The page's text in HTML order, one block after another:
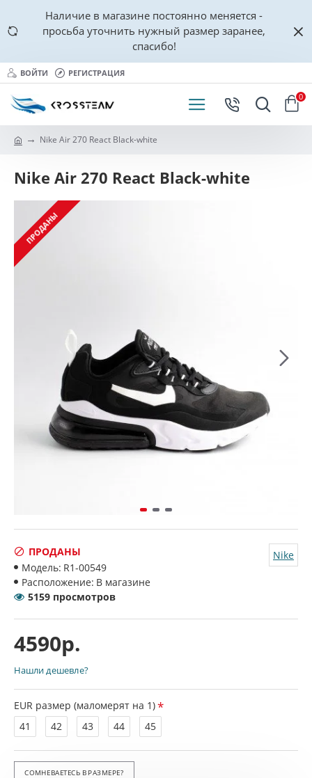
Наличие в магазине постоянно меняется -
просьба уточнить нужный размер заранее,
спасибо!
ВОЙТИ РЕГИСТРАЦИЯ
0
Nike Air 270 React Black-white
Nike Air 270 React Black-white
ПРОДАНЫ
4590р.
ПРОДАНЫ
Модель: R1-00549
Расположение: В магазине
Nike
5159 просмотров
EUR размер (маломерят на 1)
41
42 43 44 45
Нашли дешевле?
СОМНЕВАЕТЕСЬ В РАЗМЕРЕ?